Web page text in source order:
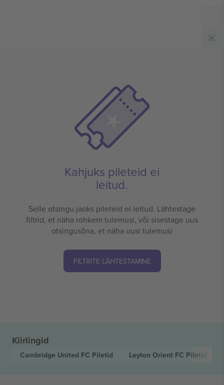
Kahjuks pileteid ei
leitud.
Selle otsingu jaoks pileteid ei leitud. Lähtestage
filtrid, et näha rohkem tulemusi, või sisestage uus
otsingusõna, et näha uusi tulemusi
FILTRITE LÄHTESTAMINE
Kiirlingid
Cambridge United FC Piletid Leyton Orient FC Piletid